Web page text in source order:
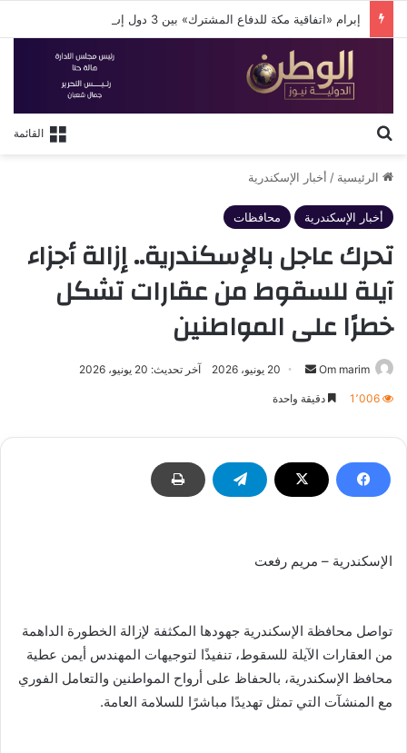
إبرام «اتفاقية مكة للدفاع المشترك» بين 3 دول إسلامية
القائمة
الرئيسية / أخبار الإسكندرية
أخبار الإسكندرية محافظات
تحرك عاجل بالإسكندرية.. إزالة أجزاء
آيلة للسقوط من عقارات تشكل
خطرًا على المواطنين
Om marim
أرسل 20 يونيو، 2026 آخر تحديث: 20 يونيو، 2026
1٬006 دقيقة واحدة
الإسكندرية – مريم رفعت
تواصل محافظة الإسكندرية جهودها المكثفة لإزالة الخطورة الداهمة
من العقارات الآيلة للسقوط، تنفيذًا لتوجيهات المهندس أيمن عطية
محافظ الإسكندرية، بالحفاظ على أرواح المواطنين والتعامل الفوري
مع المنشآت التي تمثل تهديدًا مباشرًا للسلامة العامة.